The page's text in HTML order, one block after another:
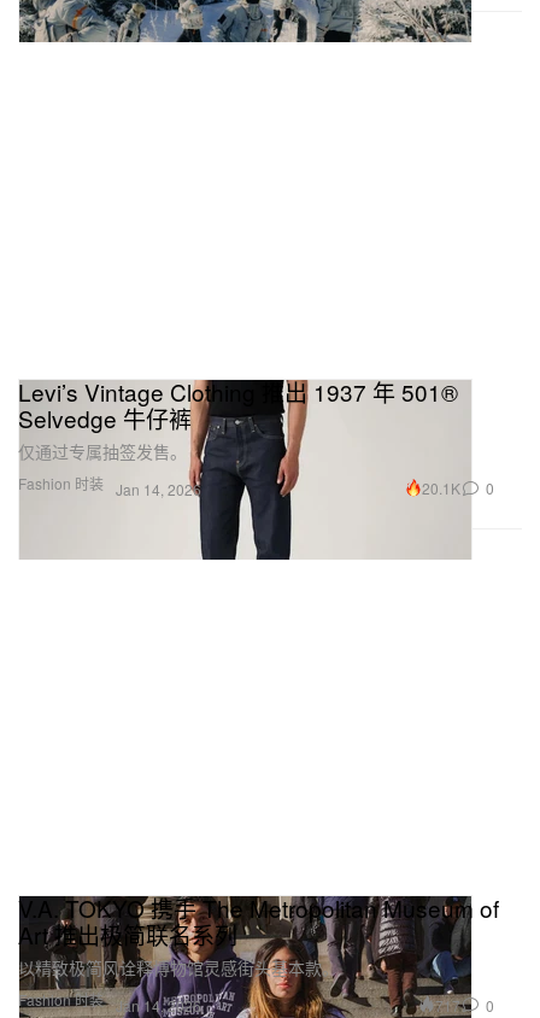
Fashion 时装
Levi’s Vintage Clothing 推出 1937 年 501®
Selvedge 牛仔裤
仅通过专属抽签发售。
Jan 14, 2026 20.1K 0
Fashion 时装
V.A. TOKYO 携手 The Metropolitan Museum of
Art 推出极简联名系列
以精致极简风诠释博物馆灵感街头基本款。
Jan 14, 2026 717 0